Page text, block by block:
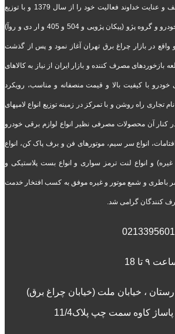
تیم راه روشن(voltcar) با لطف و عنایت خداوند فعالیت خود را از سال 1379 و با توزیع
لوازم یدکی محصولات ایران خودرو و گروه پژو (پیکان پژویی و 504 و 405 و ار دی و روآ)
واقع در بازار چراغ برق تهران آغاز نمود و پس از گذشت
مصرف کننده و بازار ایران از نیاز به کالاهای
با کیفیت بالا و قیمت منصفانه و مناسب، رویکرد
تجاری راه روشن و با تمرکز در زمینه توزیع انواع لامپهای
آن محصولات مصرفی نظیر انواع لوازم برقی خودرو
انواع سر سیم، موتورهای فن و برف پاک کن، انواع
غیره) و انواع لنت ترمز سواری و انواع بست پلاستیکی و
باطری و شمع موتور و غیره موفق به کسب افتخار خدمت
کنندگان گرامی شد.
تا 18
، خیابان ملت (خیابان چراغ برق)
کاوه سمت چپ پلاک11/4